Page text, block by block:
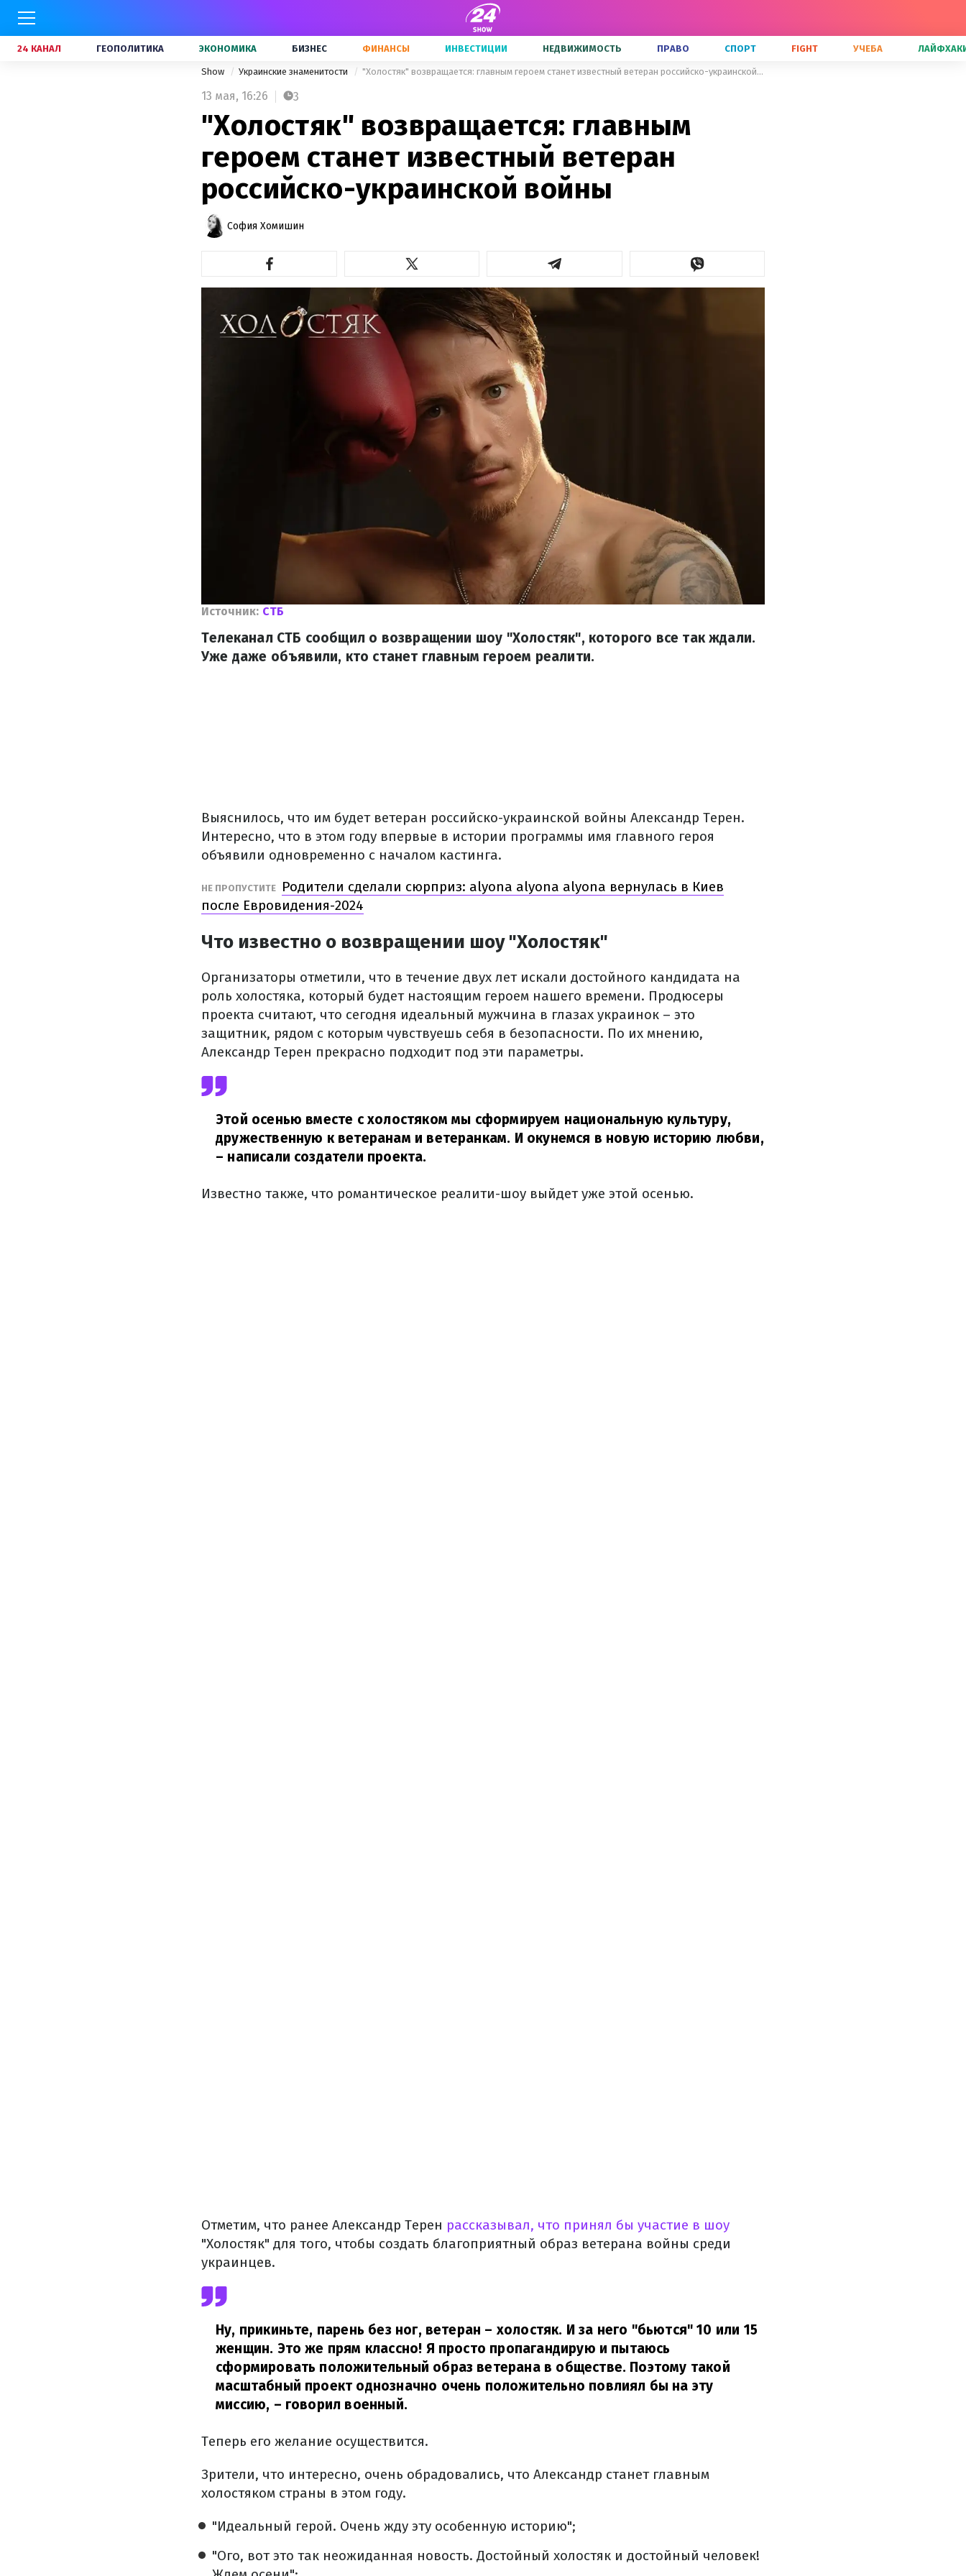
24 КАНАЛ ГЕОПОЛИТИКА ЭКОНОМИКА БИЗНЕС ФИНАНСЫ ИНВЕСТИЦИИ НЕДВИЖИМОСТЬ ПРАВО СПОРТ FIGHT УЧЕБА
Show Украинские знаменитости "Холостяк" возвращается: главным героем станет известный ветеран российско-украинской войны
13 мая, 16:26 3
"Холостяк" возвращается: главным
героем станет известный ветеран
российско-украинской войны
София Хомишин
Источник: СТБ
Телеканал СТБ сообщил о возвращении шоу "Холостяк", которого все так ждали.
Уже даже объявили, кто станет главным героем реалити.
Выяснилось, что им будет ветеран российско-украинской войны Александр Терен.
Интересно, что в этом году впервые в истории программы имя главного героя
объявили одновременно с началом кастинга.
НЕ ПРОПУСТИТЕ
Родители сделали сюрприз: alyona alyona alyona вернулась в Киев
после Евровидения-2024
Что известно о возвращении шоу "Холостяк"
Организаторы отметили, что в течение двух лет искали достойного кандидата на
роль холостяка, который будет настоящим героем нашего времени. Продюсеры
проекта считают, что сегодня идеальный мужчина в глазах украинок – это
защитник, рядом с которым чувствуешь себя в безопасности. По их мнению,
Александр Терен прекрасно подходит под эти параметры.
Этой осенью вместе с холостяком мы сформируем национальную культуру,
дружественную к ветеранам и ветеранкам. И окунемся в новую историю любви,
– написали создатели проекта.
Известно также, что романтическое реалити-шоу выйдет уже этой осенью.
Отметим, что ранее Александр Терен рассказывал, что принял бы участие в шоу
"Холостяк" для того, чтобы создать благоприятный образ ветерана войны среди
украинцев.
Ну, прикиньте, парень без ног, ветеран – холостяк. И за него "бьются" 10 или 15
женщин. Это же прям классно! Я просто пропагандирую и пытаюсь
сформировать положительный образ ветерана в обществе. Поэтому такой
масштабный проект однозначно очень положительно повлиял бы на эту
миссию, – говорил военный.
Теперь его желание осуществится.
Зрители, что интересно, очень обрадовались, что Александр станет главным
холостяком страны в этом году.
"Идеальный герой. Очень жду эту особенную историю";
"Ого, вот это так неожиданная новость. Достойный холостяк и достойный человек!